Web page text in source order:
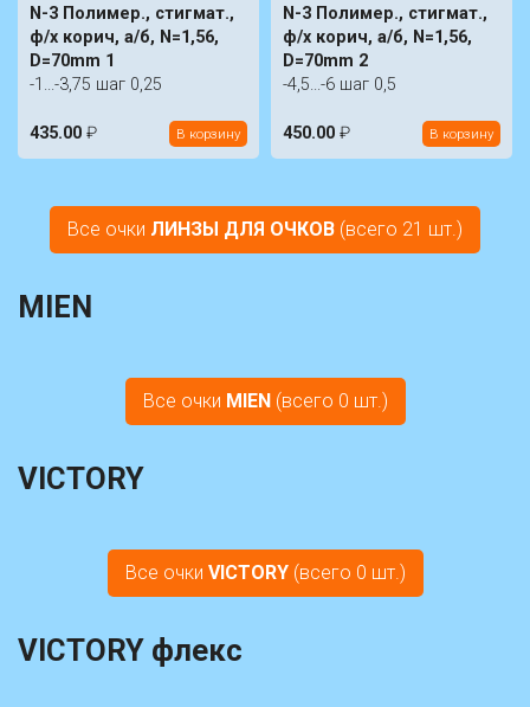
N-3 Полимер., стигмат.,
ф/х корич, а/б, N=1,56,
D=70mm 1
-1...-3,75 шаг 0,25
435.00 ₽ В корзину
N-3 Полимер., стигмат.,
ф/х корич, а/б, N=1,56,
D=70mm 2
-4,5...-6 шаг 0,5
450.00 ₽ В корзину
Все очки ЛИНЗЫ ДЛЯ ОЧКОВ (всего 21 шт.)
MIEN
Все очки MIEN(всего 0 шт.)
VICTORY
Все очки VICTORY(всего 0 шт.)
VICTORY флекс